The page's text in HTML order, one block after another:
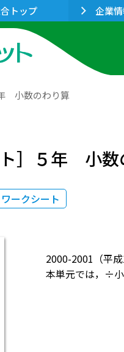
トップ 企業
小数のわり算
ト］５年 小
ークシート
2000-2001（平
本単元では，÷小